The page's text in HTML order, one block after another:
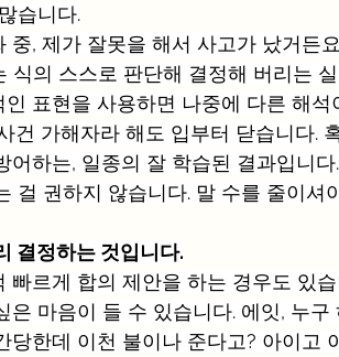
습니다.
중, 제가 잘못을 해서 사고가 났거든
식의 스스로 판단해 결정해 버리는
표현을 사용하면 나중에 다른 해석
건 가해자라 해도 입부터 닫습니다.
어하는, 일종의 잘 학습된 결과입니
걸 권하지 않습니다. 말 수를 줄이셔
결정하는 것입니다.
빠르게 합의 제안을 하는 경우도 있
은 마음이 들 수 있습니다. 에잇, 누구
당한데 이천 불이나 준다고? 아이고